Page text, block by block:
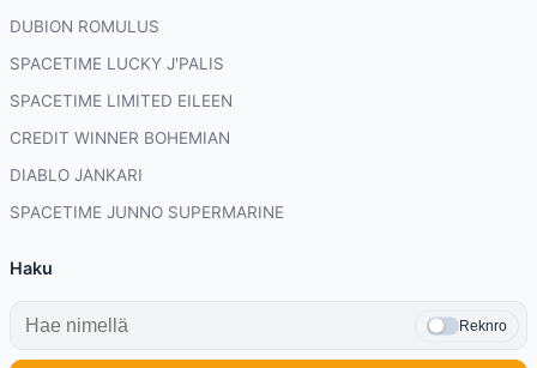
DUBION ROMULUS
SPACETIME LUCKY J'PALIS
SPACETIME LIMITED EILEEN
CREDIT WINNER BOHEMIAN
DIABLO JANKARI
SPACETIME JUNNO SUPERMARINE
Haku
Reknro